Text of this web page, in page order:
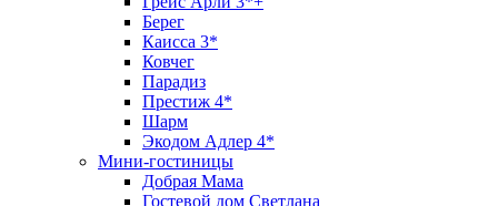
Берег
Каисса 3*
Ковчег
Парадиз
Престиж 4*
Шарм
Экодом Адлер 4*
Мини-гостиницы
Добрая Мама
Гостевой дом Светлана